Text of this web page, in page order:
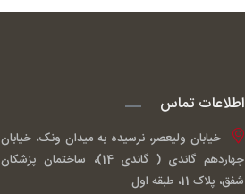
اطلاعات تماس
خیابان ولیعصر، نرسیده به میدان ونک، خیابان
چهاردهم گاندی ( گاندی 14)، ساختمان پزشکان
شفق، پلاک 11، طبقه اول